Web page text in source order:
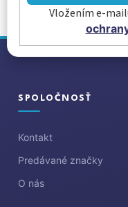
Vložením e-
Z
SPOLOČNOSŤ
Kontakt
Predávané značky
O nás